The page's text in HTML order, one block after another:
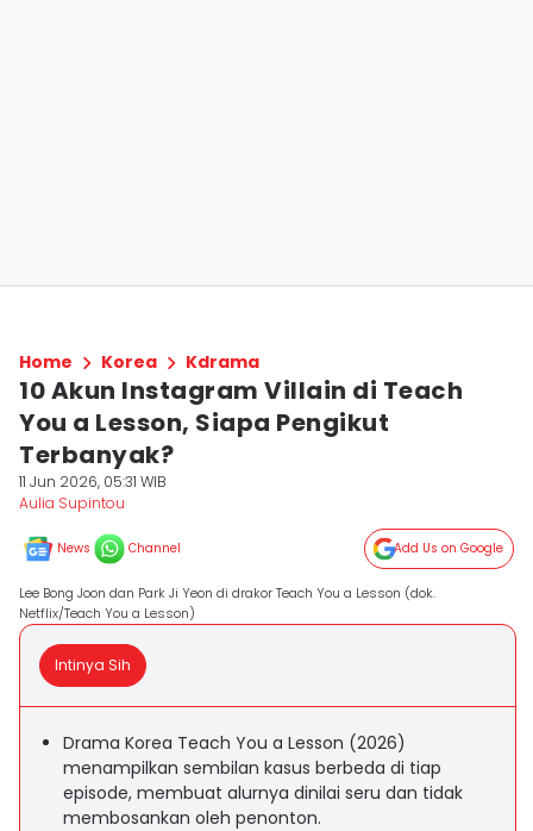
Home Korea Kdrama
10 Akun Instagram Villain di Teach
You a Lesson, Siapa Pengikut
Terbanyak?
11 Jun 2026, 05:31 WIB
Aulia Supintou
News Channel Add Us on Google
Lee Bong Joon dan Park Ji Yeon di drakor Teach You a Lesson (dok.
Netflix/Teach You a Lesson)
Intinya Sih
Drama Korea Teach You a Lesson (2026)
menampilkan sembilan kasus berbeda di tiap
episode, membuat alurnya dinilai seru dan tidak
membosankan oleh penonton.